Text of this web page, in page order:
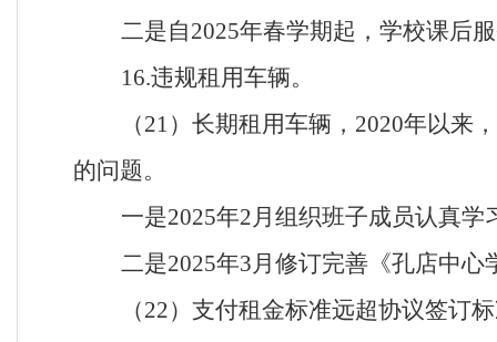
二是自2025年春学期起，学校课后
16.违规租用车辆。
（21）长期租用车辆，2020年以来
的问题。
一是2025年2月组织班子成员认真
二是2025年3月修订完善《孔店中
（22）支付租金标准远超协议签订